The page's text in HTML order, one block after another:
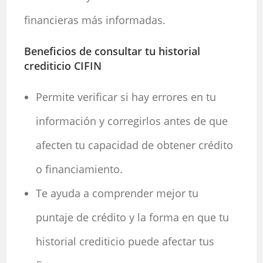
financieras más informadas.
Beneficios de consultar tu historial
crediticio CIFIN
Permite verificar si hay errores en tu
información y corregirlos antes de que
afecten tu capacidad de obtener crédito
o financiamiento.
Te ayuda a comprender mejor tu
puntaje de crédito y la forma en que tu
historial crediticio puede afectar tus